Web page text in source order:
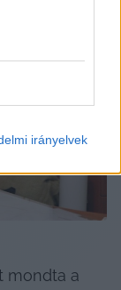
irányelvek
mondta a